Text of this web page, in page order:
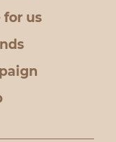
for us